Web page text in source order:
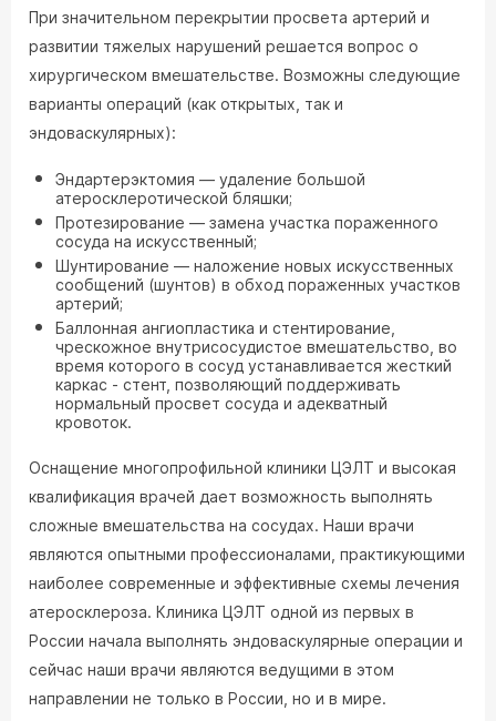
При значительном перекрытии просвета артерий и
развитии тяжелых нарушений решается вопрос о
хирургическом вмешательстве. Возможны следующие
варианты операций (как открытых, так и
эндоваскулярных):
Эндартерэктомия — удаление большой
атеросклеротической бляшки;
Протезирование — замена участка пораженного
сосуда на искусственный;
Шунтирование — наложение новых искусственных
сообщений (шунтов) в обход пораженных участков
артерий;
Баллонная ангиопластика и стентирование,
чрескожное внутрисосудистое вмешательство, во
время которого в сосуд устанавливается жесткий
каркас - стент, позволяющий поддерживать
нормальный просвет сосуда и адекватный
кровоток.
Оснащение многопрофильной клиники ЦЭЛТ и высокая
квалификация врачей дает возможность выполнять
сложные вмешательства на сосудах. Наши врачи
являются опытными профессионалами, практикующими
наиболее современные и эффективные схемы лечения
атеросклероза. Клиника ЦЭЛТ одной из первых в
России начала выполнять эндоваскулярные операции и
сейчас наши врачи являются ведущими в этом
направлении не только в России, но и в мире.